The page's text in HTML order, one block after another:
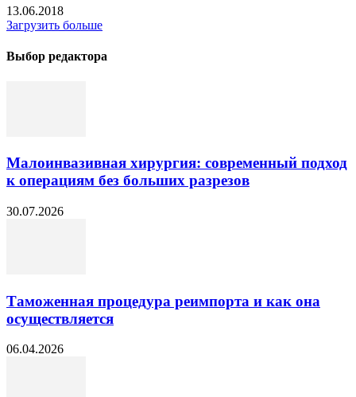
13.06.2018
Загрузить больше
Выбор редактора
Малоинвазивная хирургия: современный подход
к операциям без больших разрезов
30.07.2026
Таможенная процедура реимпорта и как она
осуществляется
06.04.2026